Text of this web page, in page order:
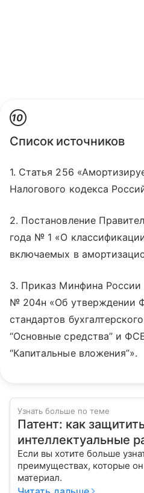
10
Список источников
1. Статья 256
Налогового кодекса
2. Постановление
года № 1 «О
включаемых в
3. Приказ Минфина России
№ 204н «Об утверждении
стандартов
“Основные средства” и
“Капитальные вложения”».
Узнать больше по теме
Патент: как
интеллектуальные
Если вы хотите больше
преимуществах, которые
материал.